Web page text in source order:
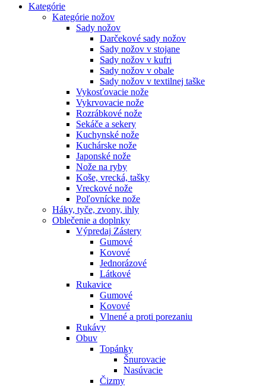
Kategórie
Kategórie nožov
Sady nožov
Darčekové sady nožov
Sady nožov v stojane
Sady nožov v kufri
Sady nožov v obale
Sady nožov v textilnej taške
Vykosťovacie nože
Vykrvovacie nože
Rozrábkové nože
Sekáče a sekery
Kuchynské nože
Kuchárske nože
Japonské nože
Nože na ryby
Koše, vrecká, tašky
Vreckové nože
Poľovnícke nože
Háky, tyče, zvony, ihly
Oblečenie a doplnky
Výpredaj Zástery
Gumové
Kovové
Jednorázové
Látkové
Rukavice
Gumové
Kovové
Vlnené a proti porezaniu
Rukávy
Obuv
Topánky
Šnurovacie
Nasúvacie
Čizmy